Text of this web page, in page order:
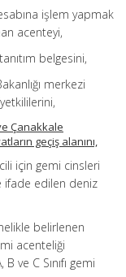
işlem yapmak
acenteyi,
belgesini,
merkezi
Çanakkale
geçiş alanını,
için gemi cinsleri
ifade edilen deniz
belirlenen
acenteliği
ve C Sınıfı gemi